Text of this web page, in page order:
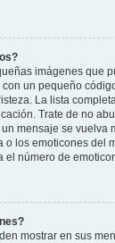
imágenes que
un pequeño
La lista
Trate de no
mensaje se vuelva
o los emoticones del
el número de
mostrar en sus